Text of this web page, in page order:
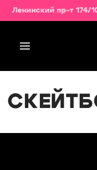
Ленинский пр-т 174/